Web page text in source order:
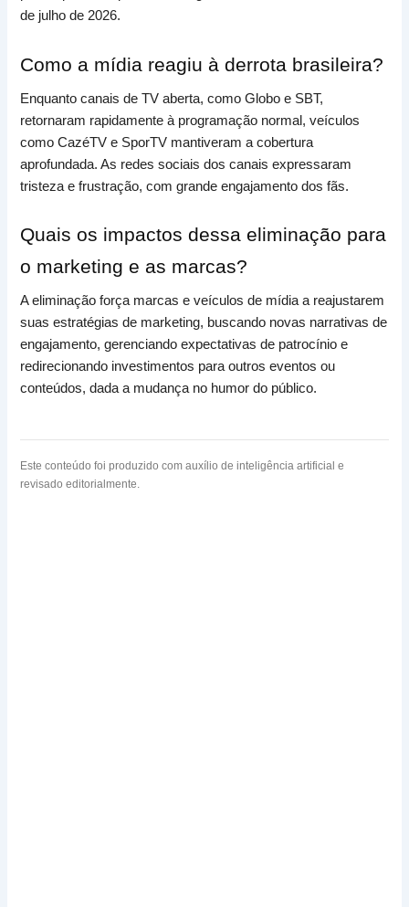
de julho de 2026.
Como a mídia reagiu à derrota brasileira?
Enquanto canais de TV aberta, como Globo e SBT,
retornaram rapidamente à programação normal, veículos
como CazéTV e SporTV mantiveram a cobertura
aprofundada. As redes sociais dos canais expressaram
tristeza e frustração, com grande engajamento dos fãs.
Quais os impactos dessa eliminação para
o marketing e as marcas?
A eliminação força marcas e veículos de mídia a reajustarem
suas estratégias de marketing, buscando novas narrativas de
engajamento, gerenciando expectativas de patrocínio e
redirecionando investimentos para outros eventos ou
conteúdos, dada a mudança no humor do público.
Este conteúdo foi produzido com auxílio de inteligência artificial e
revisado editorialmente.